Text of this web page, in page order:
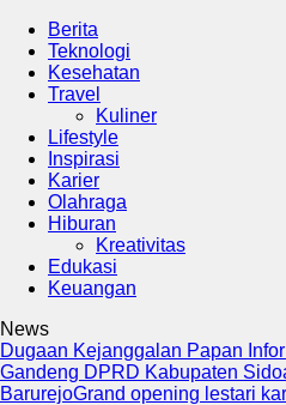
Berita
Teknologi
Kesehatan
Travel
Kuliner
Lifestyle
Inspirasi
Karier
Olahraga
Hiburan
Kreativitas
Edukasi
Keuangan
News
Dugaan Kejanggalan Papan
Gandeng DPRD Kabupaten
BarurejoGrand opening lestari